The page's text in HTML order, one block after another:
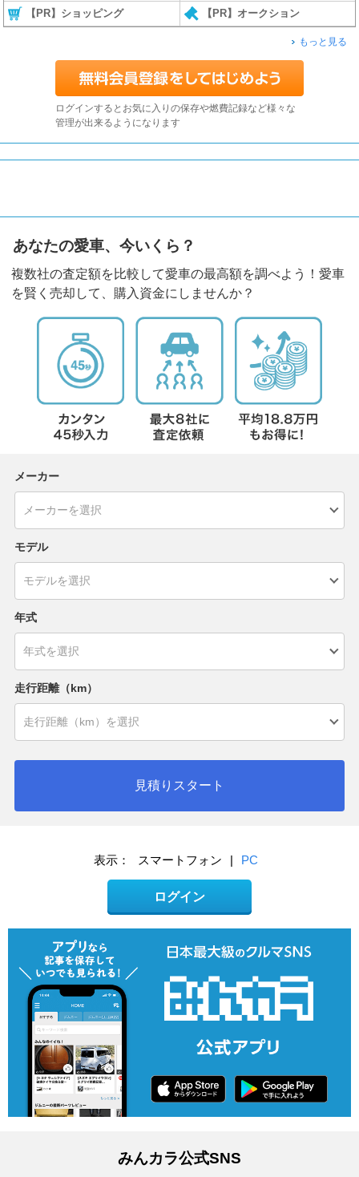
【PR】ショッピング 【PR】オークション
もっと見る
ログインするとお気に入りの保存や燃費記録など様々な
管理が出来るようになります
あなたの愛車、今いくら？
複数社の査定額を比較して愛車の最高額を調べよう！愛車
を賢く売却して、購入資金にしませんか？
メーカー
モデル
年式
走行距離（km）
見積りスタート
表示： スマートフォン | PC
ログイン
みんカラ公式SNS